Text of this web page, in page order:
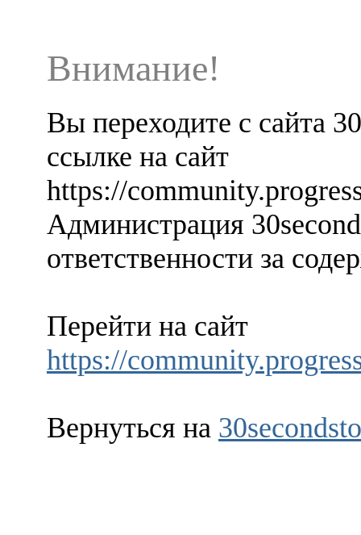
Внимание!
Вы переходите с сайта
ссылке на сайт
https://
Администрация
ответственности за
Перейти на сайт
https://
Вернуться на